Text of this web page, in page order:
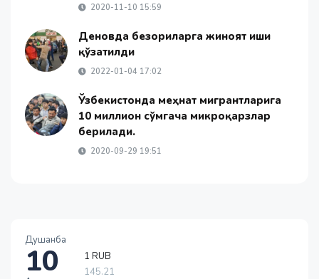
Душанба
10
1 RUB
145.21
2020-11-10 15:59
Деновда безориларга жиноят иши
қўзғатилди
2022-01-04 17:02
Ўзбекистонда меҳнат мигрантларига
10 миллион сўмгача микроқарзлар
берилади.
2020-09-29 19:51